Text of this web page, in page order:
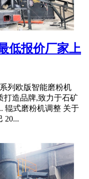
低报价厂家上
列欧版智能磨粉机
打造品牌,致力于石矿
辊式磨粉机调整 关于
20...